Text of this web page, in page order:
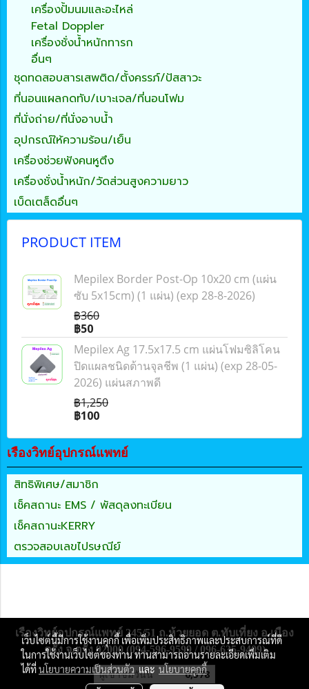
เครื่องปั้มนมและอะไหล่
Fetal Doppler
เครื่องชั่งน้ำหนักทารก
อื่นๆ
ชุดทดสอบสารเสพติด/ตั้งครรภ์/ปัสสาวะ
ที่นอนแผลกดทับ/เบาะเจล/ที่นอนโฟม
ที่นั่งถ่าย/ที่นั่งอาบน้ำ
อุปกรณ์ให้ความร้อน/เย็น
เครื่องช่วยฟังคนหูตึง
เครื่องชั่งน้ำหนัก/วัดส่วนสูงความยาว
เบ็ดเตล็ดอื่นๆ
PRODUCT ITEM
Mepilex Border Post-Op 10x20 cm (แผ่น
ซับ 5x15cm) (1 แผ่น) (exp 28-8-2026)
฿360
฿50
Mepilex Ag 17.5x17.5 cm แผ่นโฟมซิลิโคน
ปิดแผลชนิดต้านจุลชีพ (1 แผ่น) (exp 28-05-
2026) แผ่นสภาพดี
฿1,250
฿100
เรืองวิทย์อุปกรณ์แพทย์
สิทธิพิเศษ/สมาชิก
เช็คสถานะ EMS / พัสดุลงทะเบียน
เช็คสถานะKERRY
ตรวจสอบเลขไปรษณีย์
เรืองวิทย์อุปกรณ์แพทย์ 245/51 ถ.ห้วยยอด ต.ทับเที่ยง อ.เมือง
ตรัง จ.ตรัง 92000 (094-596-9599 / 096-635-9409)
ผู้เข้าชมวันนี้ 6,578
เว็บไซต์นี้มีการใช้งานคุกกี้ เพื่อเพิ่มประสิทธิภาพและประสบการณ์ที่ดี
ในการใช้งานเว็บไซต์ของท่าน ท่านสามารถอ่านรายละเอียดเพิ่มเติม
ได้ที่นโยบายความเป็นส่วนตัวและนโยบายคุกกี้